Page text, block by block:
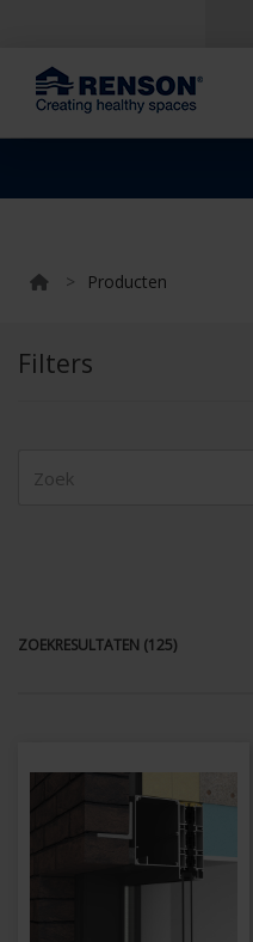
> Producten
Filters
ZOEKRESULTATEN (125)